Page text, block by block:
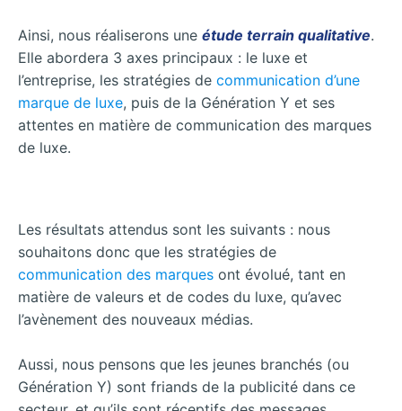
Ainsi, nous réaliserons une étude terrain qualitative.
Elle abordera 3 axes principaux : le luxe et
l’entreprise, les stratégies de communication d’une
marque de luxe, puis de la Génération Y et ses
attentes en matière de communication des marques
de luxe.
Les résultats attendus sont les suivants : nous
souhaitons donc que les stratégies de
communication des marques ont évolué, tant en
matière de valeurs et de codes du luxe, qu’avec
l’avènement des nouveaux médias.
Aussi, nous pensons que les jeunes branchés (ou
Génération Y) sont friands de la publicité dans ce